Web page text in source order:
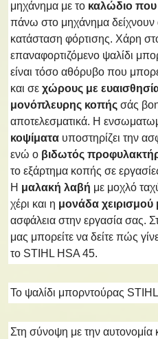
μηχάνημα με το καλώδιο που
πάνω στο μηχάνημα δείχνουν
κατάσταση φόρτισης. Χάρη
επαναφορτιζόμενο ψαλίδι
είναι τόσο αθόρυβο που
και σε χώρους με
μονόπλευρης κοπής σάς
αποτελεσματικά. Η
κοψίματα υποστηρίζει την
ενώ ο βιδωτός
το εξάρτημα κοπής σε
Η μαλακή λαβή με μοχλό
χέρι και η μονάδα χειρισμού
ασφάλεια στην εργασία σας.
μας μπορείτε να δείτε πώς
το STIHL HSA 45.
Το ψαλίδι μπορντούρας
Στη σύνοψη με την αυτονομία